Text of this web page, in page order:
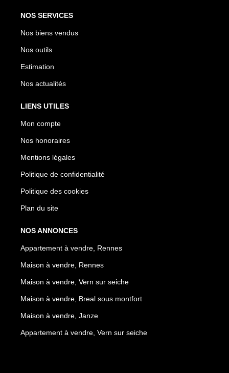
NOS SERVICES
Nos biens vendus
Nos outils
Estimation
Nos actualités
LIENS UTILES
Mon compte
Nos honoraires
Mentions légales
Politique de confidentialité
Politique des cookies
Plan du site
NOS ANNONCES
Appartement à vendre, Rennes
Maison à vendre, Rennes
Maison à vendre, Vern sur seiche
Maison à vendre, Breal sous montfort
Maison à vendre, Janze
Appartement à vendre, Vern sur seiche